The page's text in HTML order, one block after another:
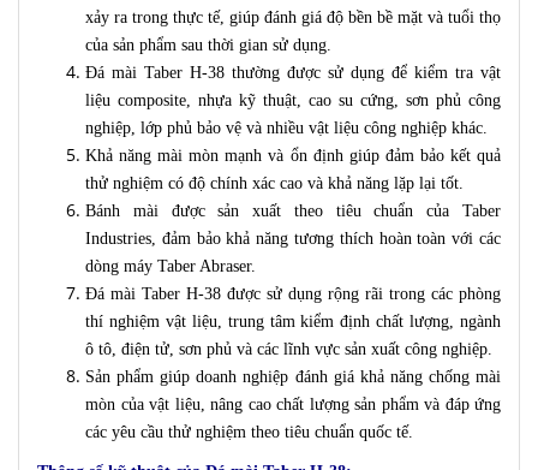
xảy ra trong thực tế, giúp đánh giá độ bền bề mặt và tuổi thọ
của sản phẩm sau thời gian sử dụng.
Đá mài Taber H-38 thường được sử dụng để kiểm tra vật
liệu composite, nhựa kỹ thuật, cao su cứng, sơn phủ công
nghiệp, lớp phủ bảo vệ và nhiều vật liệu công nghiệp khác.
Khả năng mài mòn mạnh và ổn định giúp đảm bảo kết quả
thử nghiệm có độ chính xác cao và khả năng lặp lại tốt.
Bánh mài được sản xuất theo tiêu chuẩn của Taber
Industries, đảm bảo khả năng tương thích hoàn toàn với các
dòng máy Taber Abraser.
Đá mài Taber H-38 được sử dụng rộng rãi trong các phòng
thí nghiệm vật liệu, trung tâm kiểm định chất lượng, ngành
ô tô, điện tử, sơn phủ và các lĩnh vực sản xuất công nghiệp.
Sản phẩm giúp doanh nghiệp đánh giá khả năng chống mài
mòn của vật liệu, nâng cao chất lượng sản phẩm và đáp ứng
các yêu cầu thử nghiệm theo tiêu chuẩn quốc tế.